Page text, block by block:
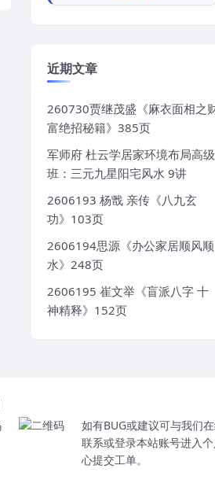
近期文章
260730贾继茂盛《麻衣面相之
富绝招秘籍》385页
军师府 杜云学居家环境布局高级
班：三元九星阳宅风水 9讲
2606193 杨戬 亲传《八九玄
功》103页
2606194思源《办公家居顺风顺
水》248页
2606195 崔文举《盲派八字 十
神精释》152页
如有BUG或建议可与我们
联系或登录本站账号进入个
心提交工单。